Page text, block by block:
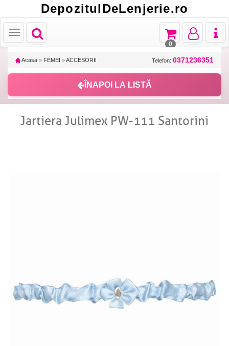
DepozitulDeLenjerie.ro
Toggle
navigation
Toggle
Toggle
navigation
Toggle
navigation
Toggle
navigation
0
Acasa » FEMEI »ACCESORII Telefon: 0371236351
ÎNAPOI LA LISTĂ
Jartiera Julimex PW-111 Santorini